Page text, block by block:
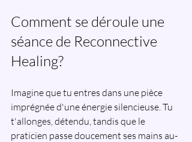
Comment se déroule une
séance de Reconnective
Healing?
Imagine que tu entres dans une pièce
imprégnée d'une énergie silencieuse. Tu
t'allonges, détendu, tandis que le
praticien passe doucement ses mains au-